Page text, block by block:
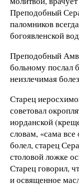
Преподобный
паломников
богоявленской
Преподобный
больному послал
неизлечимая
Старец
советовал
иорданской
словам, «сама все
болел, старец
столовой ложке
Старец говорил,
и освященное